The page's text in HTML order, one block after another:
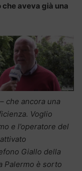
che aveva già una
– che ancora una
Voglio
e l’operatore del
Giallo della
Palermo è sorto